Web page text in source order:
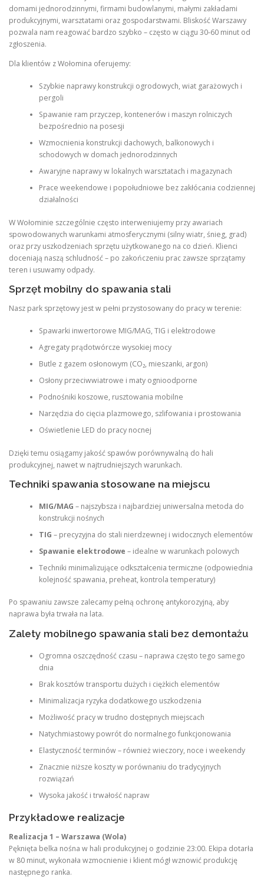
domami jednorodzinnymi, firmami budowlanymi, małymi zakładami
produkcyjnymi, warsztatami oraz gospodarstwami. Bliskość Warszawy
pozwala nam reagować bardzo szybko – często w ciągu 30-60 minut od
zgłoszenia.
Dla klientów z Wołomina oferujemy:
Szybkie naprawy konstrukcji ogrodowych, wiat garażowych i
pergoli
Spawanie ram przyczep, kontenerów i maszyn rolniczych
bezpośrednio na posesji
Wzmocnienia konstrukcji dachowych, balkonowych i
schodowych w domach jednorodzinnych
Awaryjne naprawy w lokalnych warsztatach i magazynach
Prace weekendowe i popołudniowe bez zakłócania codziennej
działalności
W Wołominie szczególnie często interweniujemy przy awariach
spowodowanych warunkami atmosferycznymi (silny wiatr, śnieg, grad)
oraz przy uszkodzeniach sprzętu użytkowanego na co dzień. Klienci
doceniają naszą schludność – po zakończeniu prac zawsze sprzątamy
teren i usuwamy odpady.
Sprzęt mobilny do spawania stali
Nasz park sprzętowy jest w pełni przystosowany do pracy w terenie:
Spawarki inwertorowe MIG/MAG, TIG i elektrodowe
Agregaty prądotwórcze wysokiej mocy
Butle z gazem osłonowym (CO₂, mieszanki, argon)
Osłony przeciwwiatrowe i maty ognioodporne
Podnośniki koszowe, rusztowania mobilne
Narzędzia do cięcia plazmowego, szlifowania i prostowania
Oświetlenie LED do pracy nocnej
Dzięki temu osiągamy jakość spawów porównywalną do hali
produkcyjnej, nawet w najtrudniejszych warunkach.
Techniki spawania stosowane na miejscu
MIG/MAG – najszybsza i najbardziej uniwersalna metoda do
konstrukcji nośnych
TIG – precyzyjna do stali nierdzewnej i widocznych elementów
Spawanie elektrodowe – idealne w warunkach polowych
Techniki minimalizujące odkształcenia termiczne (odpowiednia
kolejność spawania, preheat, kontrola temperatury)
Po spawaniu zawsze zalecamy pełną ochronę antykorozyjną, aby
naprawa była trwała na lata.
Zalety mobilnego spawania stali bez demontażu
Ogromna oszczędność czasu – naprawa często tego samego
dnia
Brak kosztów transportu dużych i ciężkich elementów
Minimalizacja ryzyka dodatkowego uszkodzenia
Możliwość pracy w trudno dostępnych miejscach
Natychmiastowy powrót do normalnego funkcjonowania
Elastyczność terminów – również wieczory, noce i weekendy
Znacznie niższe koszty w porównaniu do tradycyjnych
rozwiązań
Wysoka jakość i trwałość napraw
Przykładowe realizacje
Realizacja 1 – Warszawa (Wola)
Pęknięta belka nośna w hali produkcyjnej o godzinie 23:00. Ekipa dotarła
w 80 minut, wykonała wzmocnienie i klient mógł wznowić produkcję
następnego ranka.